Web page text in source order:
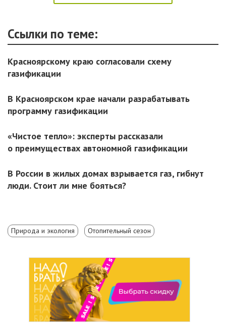
Ссылки по теме:
Красноярскому краю согласовали схему
газификации
В Красноярском крае начали разрабатывать
программу газификации
«Чистое тепло»: эксперты рассказали
о преимуществах автономной газификации
В России в жилых домах взрывается газ, гибнут
люди. Стоит ли мне бояться?
Природа и экология Отопительный сезон